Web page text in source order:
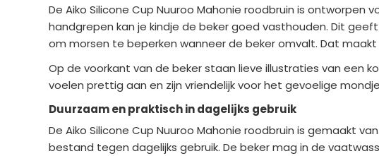
De Aiko Silicone Cup Nuuroo Mahonie roodbruin is
handgrepen kan je kindje de beker goed vasthouden. Dit
om morsen te beperken wanneer de beker omvalt. Dat
Op de voorkant van de beker staan lieve illustraties van een
voelen prettig aan en zijn vriendelijk voor het gevoelige
Duurzaam en praktisch in dagelijks gebruik
De Aiko Silicone Cup Nuuroo Mahonie roodbruin is gemaakt
bestand tegen dagelijks gebruik. De beker mag in de